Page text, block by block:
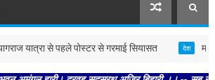
यात्रा से पहले पोस्टर से गरमाई सियासत महिला